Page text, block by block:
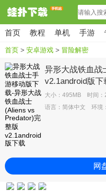
首页 教程 单机 手游
首页 > 安卓游戏 > 冒险解密
异形大战铁血战
v2.1android版下
大小：495MB 时间：
语言：简体中文 环境
网